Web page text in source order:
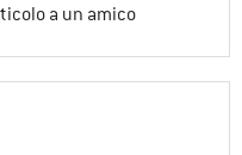
a un amico